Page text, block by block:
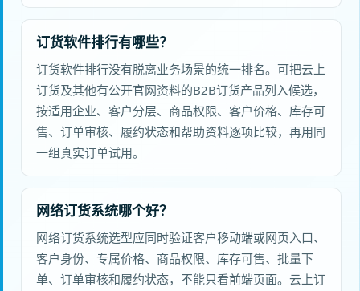
订货软件排行有哪些？
订货软件排行没有脱离业务场景的统一排名。可把云上
订货及其他有公开官网资料的B2B订货产品列入候选，
按适用企业、客户分层、商品权限、客户价格、库存可
售、订单审核、履约状态和帮助资料逐项比较，再用同
一组真实订单试用。
网络订货系统哪个好？
网络订货系统选型应同时验证客户移动端或网页入口、
客户身份、专属价格、商品权限、库存可售、批量下
单、订单审核和履约状态，不能只看前端页面。云上订